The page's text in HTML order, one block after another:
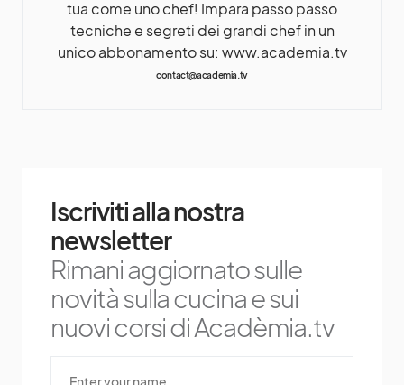
tua come uno chef! Impara passo passo
tecniche e segreti dei grandi chef in un
unico abbonamento su: www.academia.tv
contact@academia.tv
Iscriviti alla nostra
newsletter
Rimani aggiornato sulle
novità sulla cucina e sui
nuovi corsi di Acadèmia.tv